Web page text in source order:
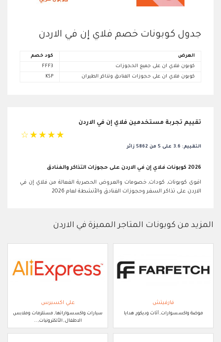
جدول كوبونات خصم فلاي إن في الاردن
العرض
كود خصم
كوبون فلاي ان على جميع الحجوزات
FFF3
كوبون فلاي ان على حجوزات الفنادق وتذاكر الطيران
KSP
تقييم تجربة مستخدمين فلاي إن في الاردن
☆ ☆ ☆ ☆ ☆
التقييم: 3.6 على 5 من 5862 زائر
2026 كوبونات فلاي إن في الاردن على حجوزات التذاكر والفنادق
اقوى كوبونات, كودات, خصومات والعروض الحصرية الفعالة من فلاي إن في
الاردن على تذاكر السفر وحجوزات الفنادق والأنشطة لعام 2026
المزيد من كوبونات المتاجر المميزة في الاردن
فارفيتش
موضة واكسسوارات, أثاث وديكور, هدايا
علي اكسبرس
سيارات واكسسواراتها, مستلزمات وملابس
الاطفال, الألكترونيات, ..